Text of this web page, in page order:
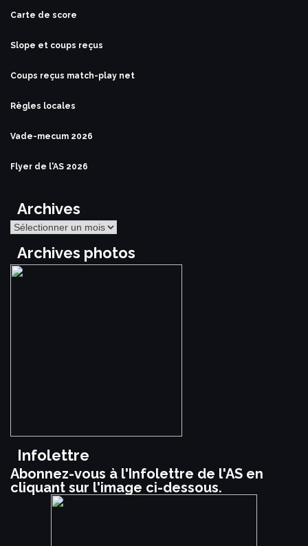
Carte de score
Slope et coups reçus
Coups reçus match-play net
Règles locales
Vade-mecum 2026
Flyer de l'AS 2026
Archives
Archives
Archives photos
Infolettre
Abonnez-vous à l'Infolettre de l'AS en
cliquant sur l'image ci-dessous.